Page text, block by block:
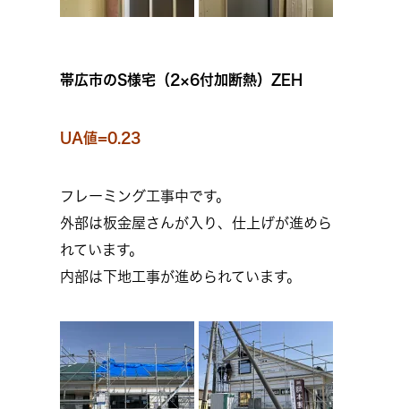
帯広市のS様宅（2×6付加断熱）ZEH
UA値=0.23
フレーミング工事中です。
外部は板金屋さんが入り、仕上げが進めら
れています。
内部は下地工事が進められています。